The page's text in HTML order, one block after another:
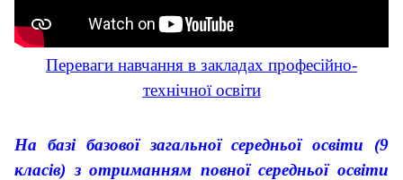
Переваги навчання в закладах професійно-
технічної освіти
На базі базової загальної середньої освіти (9
класів) з отриманням повної середньої освіти